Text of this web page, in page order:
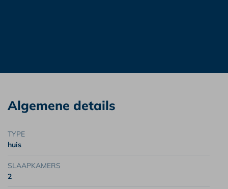
Algemene details
TYPE
huis
SLAAPKAMERS
2